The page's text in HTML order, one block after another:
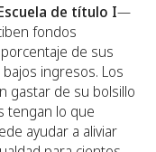
de título I—
fondos
de sus
ingresos. Los
gastar de su bolsillo
tengan lo que
ayudar a aliviar